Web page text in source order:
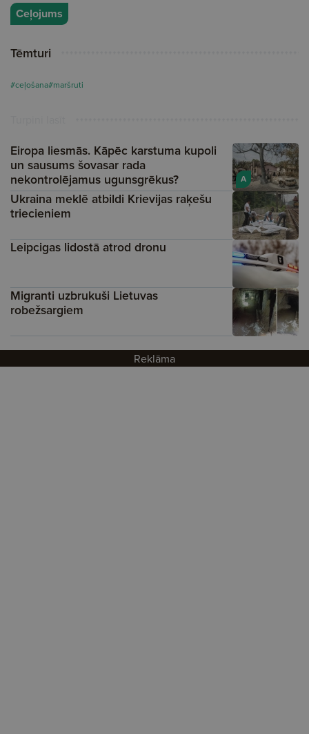
Ceļojums
Tēmturi
#ceļošana#maršruti
A
Eiropa liesmās. Kāpēc karstuma kupoli
un sausums šovasar rada
nekontrolējamus ugunsgrēkus?
Ukraina meklē atbildi Krievijas raķešu
triecieniem
Leipcigas lidostā atrod dronu
Migranti uzbrukuši Lietuvas
robežsargiem
Reklāma